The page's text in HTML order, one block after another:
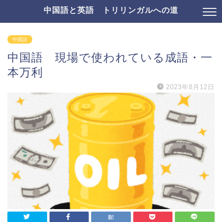
中国語と英語 トリリンガルへの道
中国語
中国語 現場で使われている成語・一
本万利
2023年8月12日